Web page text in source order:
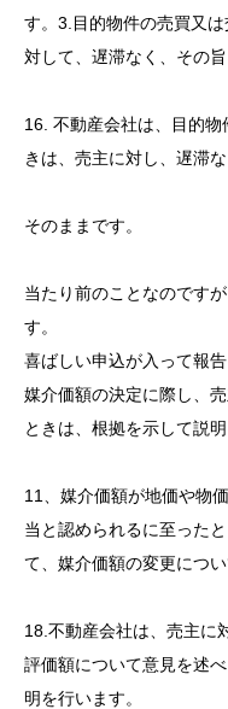
す。3.目的物件の売買又
対して、遅滞なく、その旨
16. 不動産会社は、目的
きは、売主に対し、遅滞
そのままです。
当たり前のことなのです
す。
喜ばしい申込が入って報
媒介価額の決定に際し、
ときは、根拠を示して説
11、媒介価額が地価や物
当と認められるに至った
て、媒介価額の変更につ
18.不動産会社は、売主に
評価額について意見を述
明を行います。